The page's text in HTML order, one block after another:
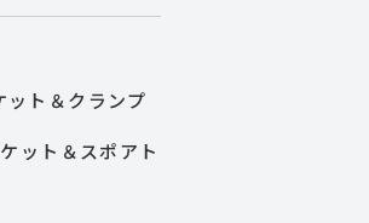
ト＆クランプ
ット＆スポアト